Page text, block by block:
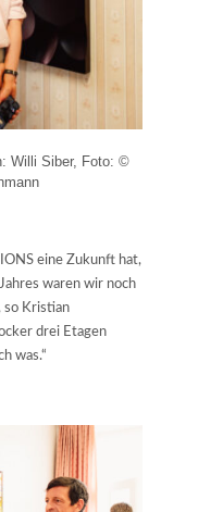
Willi Siber, Foto: ©
eine Zukunft hat,
waren wir noch
so Kristian
drei Etagen
was.“